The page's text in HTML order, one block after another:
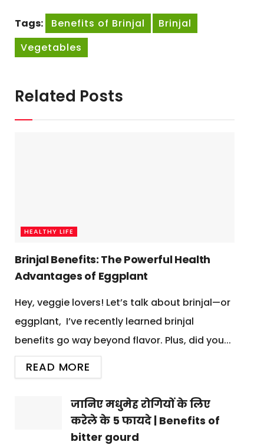
Tags: Benefits of Brinjal
Brinjal
Vegetables
Related Posts
HEALTHY LIFE
Brinjal Benefits: The Powerful Health
Advantages of Eggplant
Hey, veggie lovers! Let’s talk about brinjal—or
eggplant, I’ve recently learned brinjal
benefits go way beyond flavor. Plus, did you...
READ MORE
जानिए मधुमेह रोगियों के लिए
करेले के 5 फायदे | Benefits of
bitter gourd